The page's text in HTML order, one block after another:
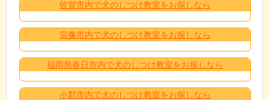
佐賀市内で犬のしつけ教室をお探しなら
宗像市内で犬のしつけ教室をお探しなら
福岡県春日市内で犬のしつけ教室をお探しなら
小郡市内で犬のしつけ教室をお探しなら